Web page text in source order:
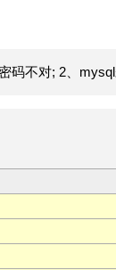
码不对; 2、mysql